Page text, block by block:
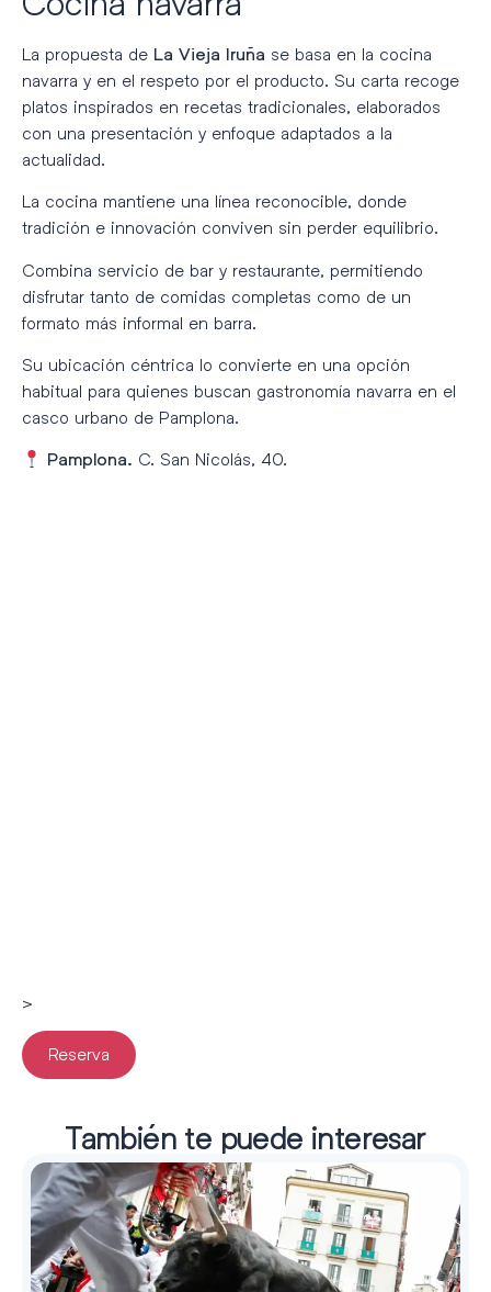
La propuesta de La Vieja Iruña se basa en la cocina
navarra y en el respeto por el producto. Su carta recoge
platos inspirados en recetas tradicionales, elaborados
con una presentación y enfoque adaptados a la
actualidad.
La cocina mantiene una línea reconocible, donde
tradición e innovación conviven sin perder equilibrio.
Combina servicio de bar y restaurante, permitiendo
disfrutar tanto de comidas completas como de un
formato más informal en barra.
Su ubicación céntrica lo convierte en una opción
habitual para quienes buscan gastronomía navarra en el
casco urbano de Pamplona.
Pamplona. C. San Nicolás, 40.
>
Reserva
También te puede interesar